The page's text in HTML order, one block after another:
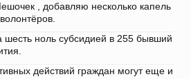
, добавляю несколько капель
ноль субсидией в 255 бывший
действий граждан могут еще и